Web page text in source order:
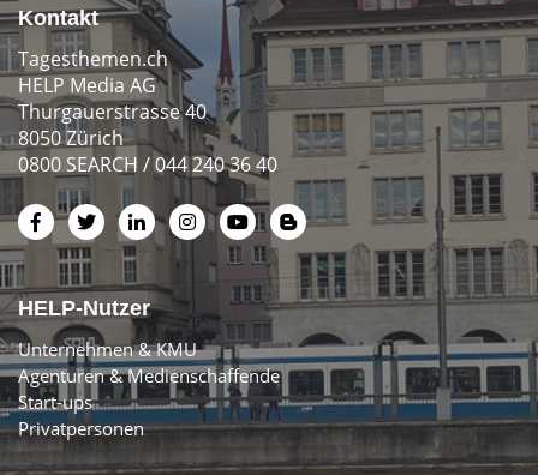
Kontakt
Tagesthemen.ch
HELP Media AG
Thurgauerstrasse 40
8050 Zürich
0800 SEARCH / 044 240 36 40
HELP-Nutzer
Unternehmen & KMU
Agenturen & Medienschaffende
Start-ups
Privatpersonen